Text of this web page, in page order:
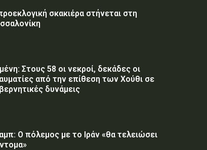
σκακιέρα στήνεται στη
Στους 58 οι νεκροί, δεκάδες οι
από την επίθεση των Χούθι σε
δυνάμεις
Ο πόλεμος με το Ιράν «θα τελειώσει